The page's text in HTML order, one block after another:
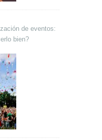
de eventos:
bien?